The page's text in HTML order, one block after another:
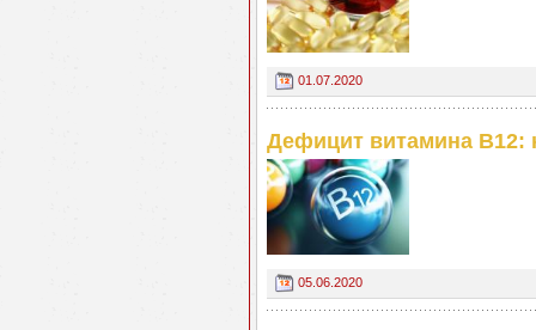
01.07.2020
Дефицит витамина В12:
05.06.2020